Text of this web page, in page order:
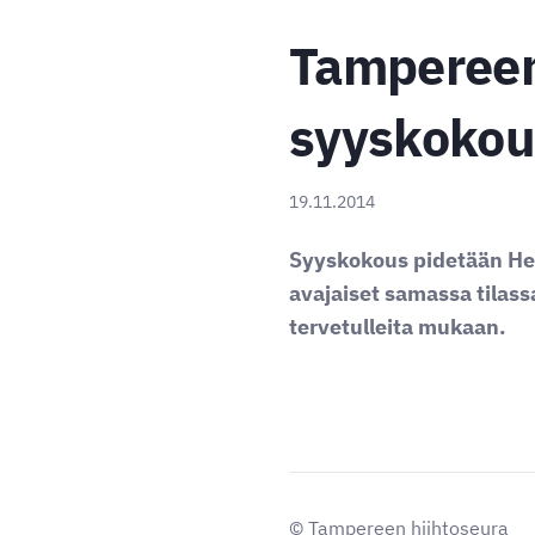
19.11.2014
Syyskokous pidetään
avajaiset samassa
tervetulleita mukaan.
© Tampereen hiihtoseura